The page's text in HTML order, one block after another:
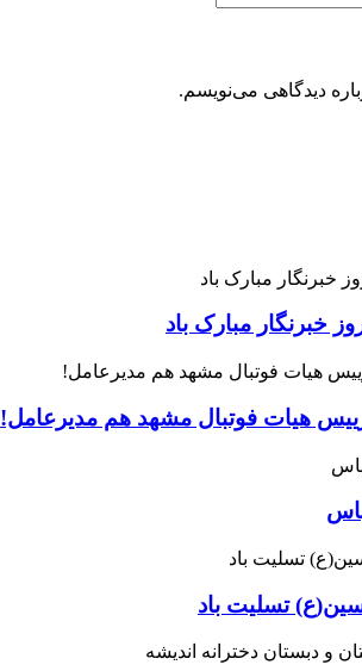
دیدگاهی می‌نویسم.
خبرنگار مبارک باد
هیات فوتبال مشهد هم مدیرعامل!
تسلیت باد